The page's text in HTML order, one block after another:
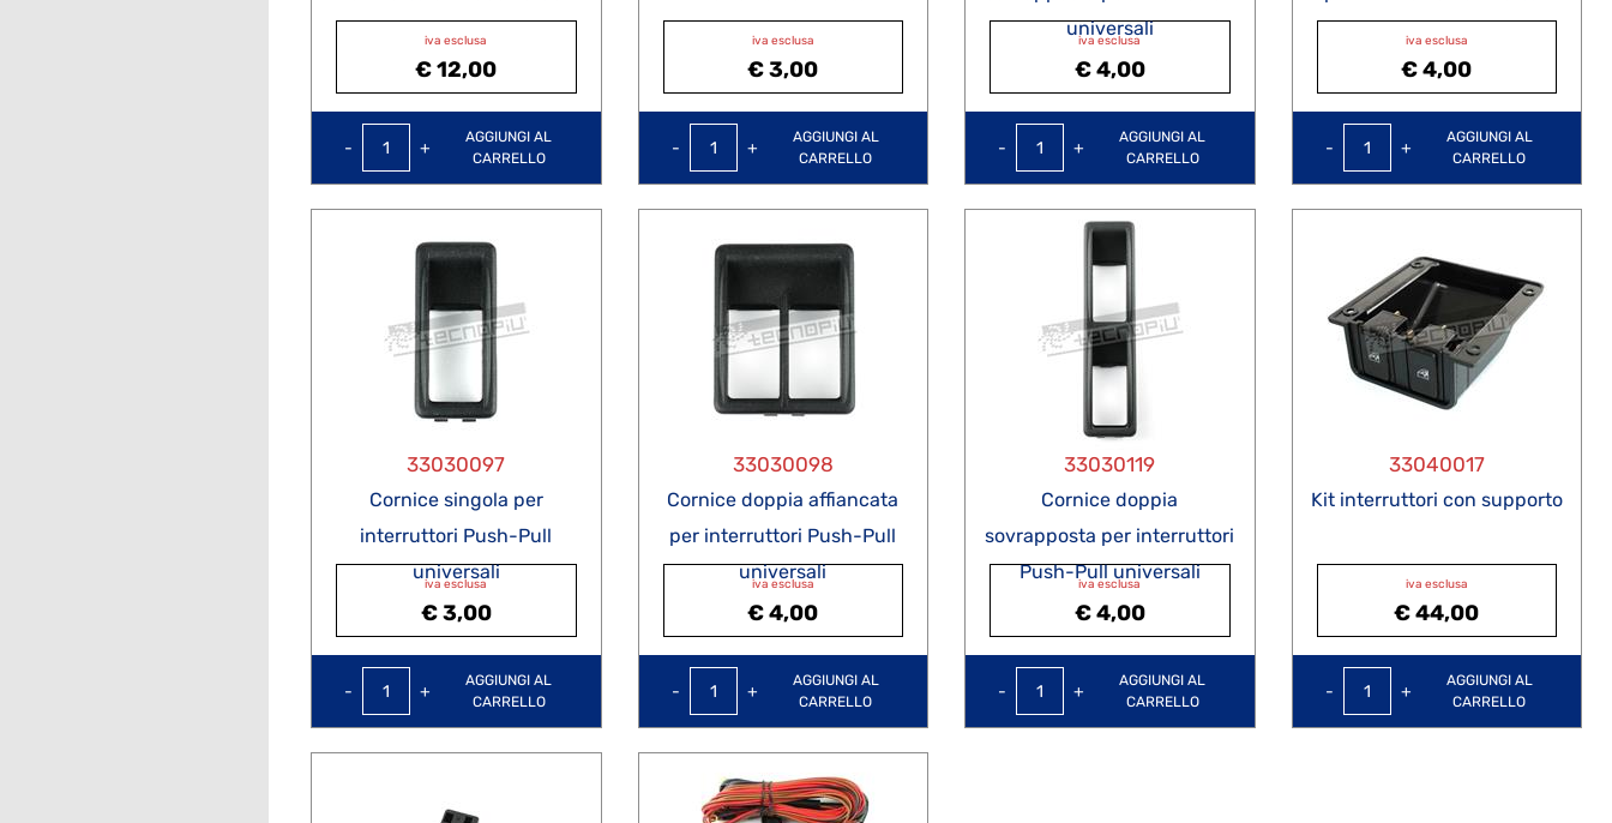
iva esclusa
€ 12,00
QuantitàAGGIUNGI AL
CARRELLO
iva esclusa
€ 3,00
QuantitàAGGIUNGI AL
CARRELLO
universali
iva esclusa
€ 4,00
QuantitàAGGIUNGI AL
CARRELLO
iva esclusa
€ 4,00
QuantitàAGGIUNGI AL
CARRELLO
33030097
Cornice singola per
interruttori Push-Pull
universali
iva esclusa
€ 3,00
QuantitàAGGIUNGI AL
CARRELLO
33030098
Cornice doppia affiancata
per interruttori Push-Pull
universali
iva esclusa
€ 4,00
QuantitàAGGIUNGI AL
CARRELLO
33030119
Cornice doppia
sovrapposta per interruttori
Push-Pull universali
iva esclusa
€ 4,00
QuantitàAGGIUNGI AL
CARRELLO
33040017
Kit interruttori con supporto
iva esclusa
€ 44,00
QuantitàAGGIUNGI AL
CARRELLO